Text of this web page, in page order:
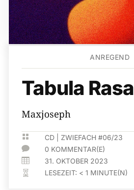
ANREGEND
Tabula Rasa
Maxjoseph
 CD |ZWIEFACH #06/23
 0 KOMMENTAR(E)
 31. OKTOBER 2023
 LESEZEIT: < 1 MINUTE(N)